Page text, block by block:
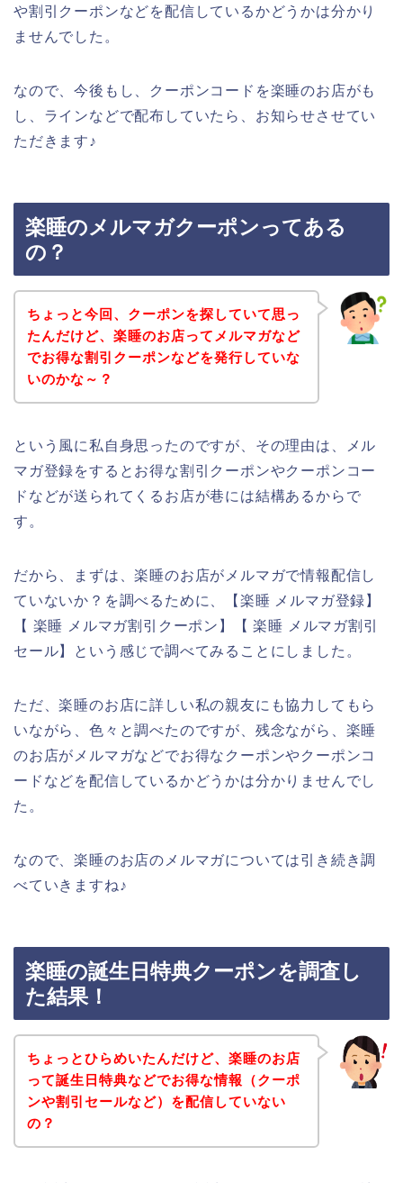
や割引クーポンなどを配信しているかどうかは分かり
ませんでした。
なので、今後もし、クーポンコードを楽睡のお店がも
し、ラインなどで配布していたら、お知らせさせてい
ただきます♪
楽睡のメルマガクーポンってある
の？
ちょっと今回、クーポンを探していて思っ
たんだけど、楽睡のお店ってメルマガなど
でお得な割引クーポンなどを発行していな
いのかな～？
という風に私自身思ったのですが、その理由は、メル
マガ登録をするとお得な割引クーポンやクーポンコー
ドなどが送られてくるお店が巷には結構あるからで
す。
だから、まずは、楽睡のお店がメルマガで情報配信し
ていないか？を調べるために、【楽睡 メルマガ登録】
【 楽睡 メルマガ割引クーポン】【 楽睡 メルマガ割引
セール】という感じで調べてみることにしました。
ただ、楽睡のお店に詳しい私の親友にも協力してもら
いながら、色々と調べたのですが、残念ながら、楽睡
のお店がメルマガなどでお得なクーポンやクーポンコ
ードなどを配信しているかどうかは分かりませんでし
た。
なので、楽睡のお店のメルマガについては引き続き調
べていきますね♪
楽睡の誕生日特典クーポンを調査し
た結果！
ちょっとひらめいたんだけど、楽睡のお店
って誕生日特典などでお得な情報（クーポ
ンや割引セールなど）を配信していない
の？